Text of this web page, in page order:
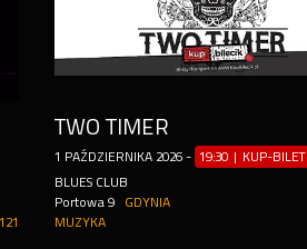
121
TWO TIMER
1 PAŹDZIERNIKA 2026 - 19:30 | KUP-BILET
BLUES CLUB
Portowa 9
GDYNIA
MUZYKA